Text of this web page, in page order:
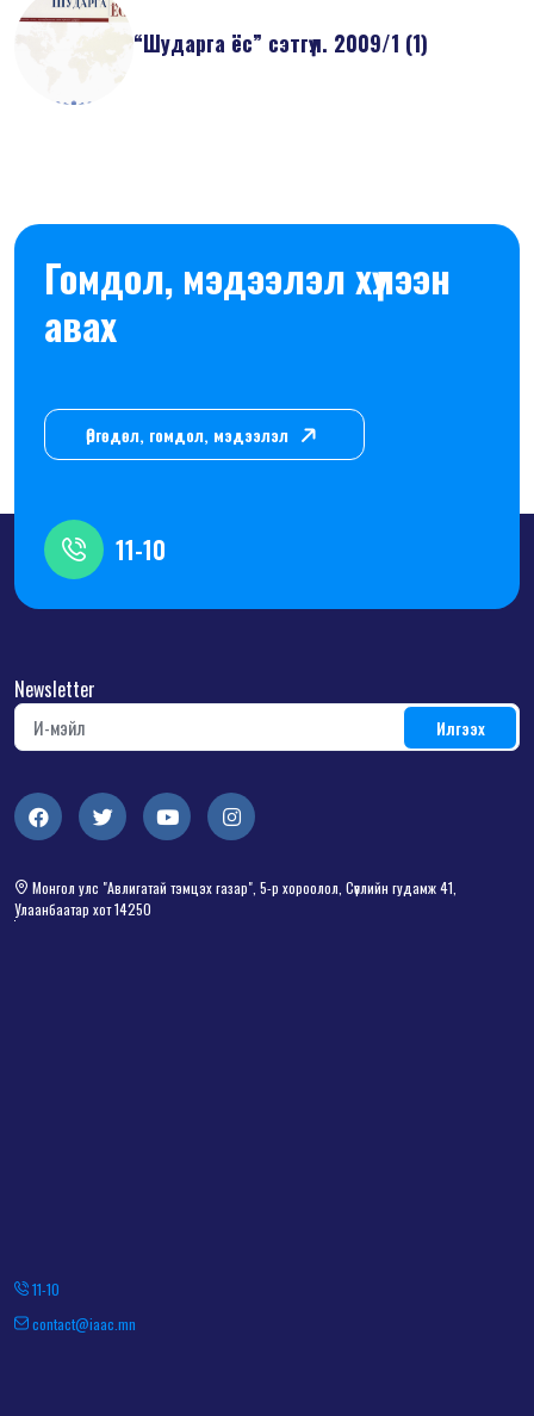
“Шударга ёс” сэтгүүл. 2009/1 (1)
Гомдол, мэдээлэл хүлээн
авах
Өргөдөл, гомдол, мэдээлэл
11-10
Newsletter
Монгол улс "Авлигатай тэмцэх газар", 5-р хороолол, Сөүлийн гудамж 41,
Улаанбаатар хот 14250
11-10
contact@iaac.mn